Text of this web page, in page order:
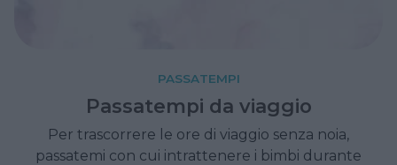
PASSATEMPI
Passatempi da viaggio
Per trascorrere le ore di viaggio senza noia,
passatemi con cui intrattenere i bimbi durante